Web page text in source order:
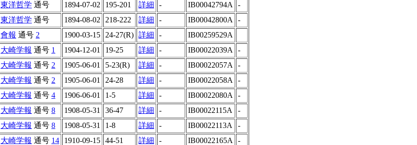
東洋哲学 通号 1894-07-02 195-201 詳細 - IB00042794A
-
東洋哲学 通号 1894-08-02 218-222 詳細 - IB00042800A
-
會報 通号 2 1900-03-15 24-27(R) 詳細 -
IB00259529A
大崎学報 通号 1 1904-12-01 19-25 詳細 - IB00022039A
-
大崎学報 通号 2 1905-06-01 5-23(R) 詳細 - IB00022057A
-
大崎学報 通号 2 1905-06-01 24-28 詳細 - IB00022058A
-
大崎学報 通号 4 1906-06-01 1-5 詳細 - IB00022080A
-
大崎学報 通号 8 1908-05-31 36-47 詳細 - IB00022115A
-
大崎学報 通号 8 1908-05-31 1-8 詳細 - IB00022113A
-
大崎学報 通号 14 1910-09-15 44-51 詳細 - IB00022165A
-